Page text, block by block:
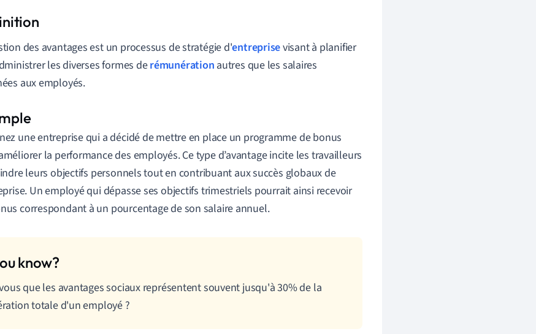
des avantages est un processus de stratégie d'entreprisevisant à planifier
les diverses formes derémunération autres que les salaires
aux employés.
une entreprise qui a décidé de mettre en place un programme de bonus
la performance des employés. Ce type d’avantage incite les travailleurs
leurs objectifs personnels tout en contribuant aux succès globaux de
Un employé qui dépasse ses objectifs trimestriels pourrait ainsi recevoir
correspondant à un pourcentage de son salaire annuel.
que les avantages sociaux représentent souvent jusqu'à 30% de la
totale d'un employé ?